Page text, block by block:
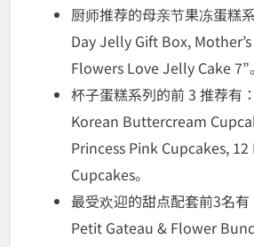
厨师推荐的母亲节果冻蛋糕
Day Jelly Gift Box,
Flowers Love Jelly Cake 7”。
杯子蛋糕系列的前 3 推荐有
Korean Buttercream
Princess Pink Cupcakes,
Cupcakes。
最受欢迎的甜点配套前3名
Petit Gateau & Flower